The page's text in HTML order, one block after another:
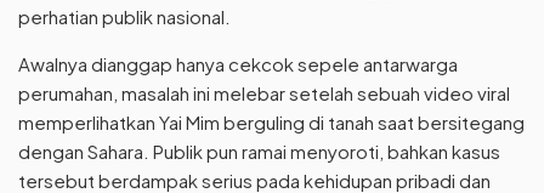
perhatian publik nasional.
Awalnya dianggap hanya cekcok sepele antarwarga
perumahan, masalah ini melebar setelah sebuah video viral
memperlihatkan Yai Mim berguling di tanah saat bersitegang
dengan Sahara. Publik pun ramai menyoroti, bahkan kasus
tersebut berdampak serius pada kehidupan pribadi dan